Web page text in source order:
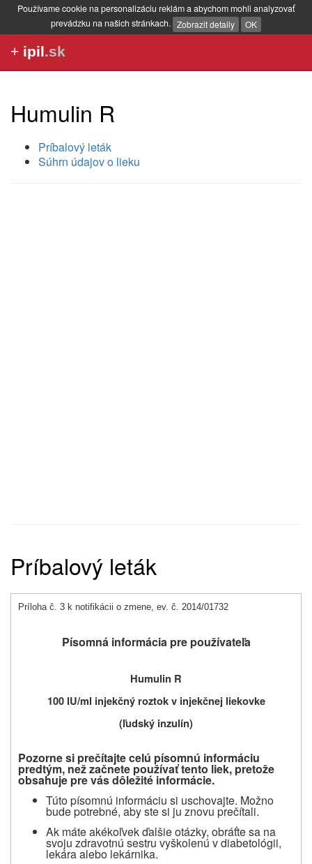
Používame cookie na personalizáciu reklám a abychom mohli analyzovať
prevádzku na našich stránkach. Zobrazit detaily OK
+ ipil.sk
Humulin R
Príbalový leták
Súhrn údajov o lieku
Príbalový leták
Príloha č. 3 k notifikácii o zmene, ev. č. 2014/01732
Písomná informácia pre používateľa
Humulin R
100 IU/ml injekčný roztok v injekčnej liekovke
(ľudský inzulín)
Pozorne si prečítajte celú písomnú informáciu
predtým, než začnete používaťtento liek, pretože
obsahuje pre vás dôležité informácie.
Túto písomnú informáciu si uschovajte. Možno
bude potrebné, aby ste si ju znovu prečítali.
Ak máte akékoľvek ďalšie otázky, obráťte sa na
svoju zdravotnú sestru vyškolenú v diabetológii,
lekára alebo lekárnika.